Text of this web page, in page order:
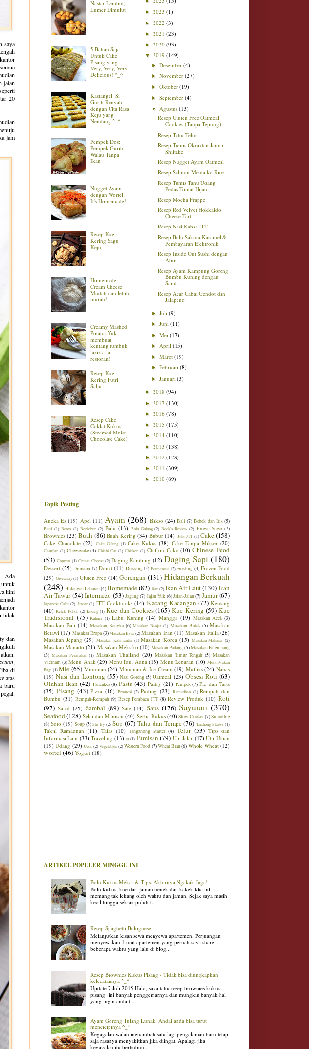
saya
jalan
20
jam
Ada
untuk
kini
tidak
dan
,
di
atas
baru
Nastar Lembut,
Lumer Dimulut
5 Bahan Saja
Untuk Cake
Pisang yang
Very, Very, Very
Delicious! ^_^
Kastangel: Si
Gurih Renyah
dengan Cita Rasa
Keju yang
Nendang ^_^
Pempek Dos:
Pempek Gurih
Walau Tanpa
Ikan
Nugget Ayam
dengan Wortel:
It's Homemade!
Resep Kue
Kering Sagu
Keju
Homemade
Cream Cheese:
Mudah dan lebih
murah!
Creamy Mashed
Potato: Yuk
membuat
kentang tumbuk
laziz a la
restoran!
Resep Kue
Kering Putri
Salju
Resep Cake
Coklat Kukus
(Steamed Moist
Chocolate Cake)
► 2023 (1)
► 2022 (3)
► 2021 (23)
► 2020 (93)
▼ 2019 (149)
►Desember(4)
►November(27)
►Oktober(19)
►September(4)
▼ Agustus(13)
Resep Gluten Free Oatmeal
Cookies (Tanpa Tepung)
Resep Tahu Telur
Resep Tumis Okra dan Jamur
Shiitake
Resep Nugget Ayam Oatmeal
Resep Salmon Mentaiko Rice
Resep Tumis Tahu Udang
Pedas Tomat Hijau
Resep Mocha Frappe
Resep Red Velvet Hokkaido
Cheese Tart
Resep Nasi Kabsa JTT
Resep Bolu Sakura Karamel &
Pembayaran Elektronik
Resep Inside Out Sushi dengan
Abon
Resep Ayam Kampung Goreng
Bumbu Kuning dengan
Samb...
Resep Acar Cabai Gendot dan
Jalapeno
►Juli(9)
►Juni(11)
►Mei(17)
► April(15)
►Maret(19)
►Februari(8)
►Januari(3)
► 2018 (94)
► 2017 (130)
► 2016 (78)
► 2015 (175)
► 2014 (110)
► 2013 (138)
► 2012 (128)
► 2011 (309)
► 2010 (89)
Topik Posting
Aneka Es (19) Apel (11) Ayam (268) Bakso (24) Bali (7) Bebek dan Itik (5)
Beef (1) Bento (1) Berkebun (2) Bolu (13) Bolu Gulung (2) Book's Review (2) Brown Sugar (7)
Brownies (23) Buah (86) Buah Kering (34) Bubur (14) Buku JTT (1) Cake(158)
Cake Chocolate (22) Cake Gulung (1) Cake Kukus (38) Cake Tanpa Mikser (20)
Camilan (1) Cheesecake (4) Chichi Cat (1) Chicken (1) Chiffon Cake (10) Chinese Food
(53) Copycat (1) Cream Cheese (2) Daging Kambing (12) Daging Sapi (180)
Dessert (25) Dimsum (7) Donat (11) Dressing (5) Fermentasi (2) Frosting (4) Frozen Food
(29) Giveaway (1) Gluten Free (14) Gorengan (131) Hidangan Berkuah
(248) Hidangan Lebaran(4)Homemade(82) ikan (2) Ikan Air Laut(130)Ikan
Air Tawar (54)Intermezo (53) Jagung(7) Jajan Yuk (6)Jalan-Jalan(7) Jamur(67)
Japanese Cake (2) Jeroan (1) JTT Cookbooks (14) Kacang-Kacangan (72) Kentang
(40) Ketela Pohon (2) Kucing (1) Kue dan Cookies (165) Kue Kering (59) Kue
Tradisional (75) Kuliner (1) Labu Kuning (14) Mangga (19) Masakan Aceh (3)
Masakan Bali (14) Masakan Bangka (6) Masakan Banjar (1) Masakan Batak (5) Masakan
Betawi (17) Masakan Eropa (3) Masakan India (2) Masakan Iran (11) Masakan Italia (26)
Masakan Jepang (29) Masakan Kalimantan (1) Masakan Korea (15) Masakan Makasar (2)
Masakan Manado (21) Masakan Meksiko (10) Masakan Padang (5)Masakan Palembang
(3) Masakan Peranakan (1) Masakan Thailand (20) Masakan Timur Tengah (5) Masakan
Vietnam (3)Menu Anak (29) Menu Idul Adha (13) Menu Lebaran (10) Menu Makan
Pagi (1) Mie (65) Minuman (24) Minuman & Ice Cream (19) Muffins (24) Nanas
(19) Nasi dan Lontong (55) Nasi Goreng (5) Oatmeal (23) Obsesi Roti (63)
Olahan Ikan (42) Pancakes (8) Pasta (43) Pastry (21) Pempek (7) Pie dan Tarts
(35) Pisang (43) Pizza (16) Promosi (2) Puding (23) Ramadhan (1) Rempah dan
Bumbu (31) Rempah-Rempah (9) Resep Pembaca JTT (8) Review Produk (10) Roti
(97) Salad (25) Sambal (89) Sate (14) Saus (176) Sayuran (370)
Seafood(128) Selai dan Manisan (40) Serba Kukus (40) Slow Cooker(7)Smoothie
(8) Soto (19) Soup (5) Stir fry (2) Sup (67) Tahu dan Tempe (76) Taizhong Starter (1)
Takjil Ramadhan (11) Talas (10) Tangzhong Starter (4) Telur (53) Tips dan
Informasi Lain (33) Traveling (13) tu (1) Tumisan (79) Ubi Jalar (17) Ubi-Ubian
(19) Udang (29) Udon (2) Vegetables (2) Western Food (7)Wheat Bran(6) Whole Wheat (12)
wortel (46) Yogurt (18)
ARTIKEL POPULER MINGGU INI
Bolu Kukus Mekar & Tips: Akhirnya Ngakak Juga!
Bolu kukus, kue dari jaman nenek dan kakek kita ini
memang tak lekang oleh waktu dan jaman. Sejak saya masih
kecil hingga sekian puluh t...
Resep Spaghetti Bolognese
Melanjutkan kisah sewa menyewa apartemen. Perjuangan
menyewakan 1 unit apartemen yang pernah saya share
beberapa waktu yang lalu di blog...
Resep Brownies Kukus Pisang - Tidak bisa diungkapkan
kelezatannya ^_^
Update 7 Juli 2015 Halo, saya tahu resep brownies kukus
pisang ini banyak penggemarnya dan mungkin banyak hal
yang ingin anda t...
Ayam Goreng Tulang Lunak: Andai anda bisa turut
mencicipinya ^_^
Kegagalan walau menambah satu lagi pengalaman baru tetap
saja rasanya menyakitkan jika diingat. Apalagi jika
kegagalan itu berhubun...